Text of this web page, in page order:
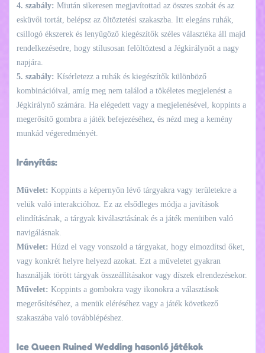
4. szabály: Miután sikeresen megjavítottad az összes szobát és az
esküvői tortát, belépsz az öltöztetési szakaszba. Itt elegáns ruhák,
csillogó ékszerek és lenyűgöző kiegészítők széles választéka áll majd
rendelkezésedre, hogy stílusosan felöltöztesd a Jégkirálynőt a nagy
napjára.
5. szabály: Kísérletezz a ruhák és kiegészítők különböző
kombinációival, amíg meg nem találod a tökéletes megjelenést a
Jégkirálynő számára. Ha elégedett vagy a megjelenésével, koppints a
megerősítő gombra a játék befejezéséhez, és nézd meg a kemény
munkád végeredményét.
Irányítás:
Művelet: Koppints a képernyőn lévő tárgyakra vagy területekre a
velük való interakcióhoz. Ez az elsődleges módja a javítások
elindításának, a tárgyak kiválasztásának és a játék menüiben való
navigálásnak.
Művelet: Húzd el vagy vonszold a tárgyakat, hogy elmozdítsd őket,
vagy konkrét helyre helyezd azokat. Ezt a műveletet gyakran
használják törött tárgyak összeállításakor vagy díszek elrendezésekor.
Művelet: Koppints a gombokra vagy ikonokra a választások
megerősítéséhez, a menük eléréséhez vagy a játék következő
szakaszába való továbblépéshez.
Ice Queen Ruined Wedding hasonló játékok